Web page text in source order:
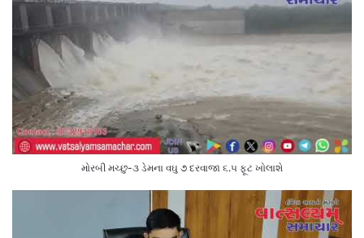
મોરબી મચ્છુ-૩ ડેમના વઘુ ૭ દરવાજા ૬.૫ ફૂટ ખોલાશે